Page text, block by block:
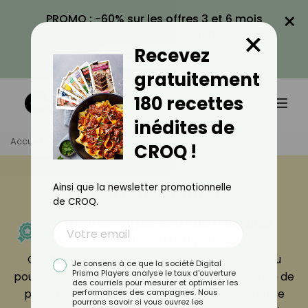
PROMO : -60% sur les offres 3 et 6 mois
VOIR LA PROMO
×
Accueil Programme Menu Stabilisation
Le menu stabilisation
nutritionniste diplômée
Ce menu stabilisation à 1800 calories est conçu
pour accompagner la transition après une perte de
poids réussie. Il permet de maintenir un équilibre
Recevez
gratuitement
180 recettes
inédites de
CROQ !
×
Ainsi que la newsletter promotionnelle
de CROQ.
Je consens à ce que la société Digital
Prisma Players analyse le taux d'ouverture
des courriels pour mesurer et optimiser les
performances des campagnes. Nous
pourrons savoir si vous ouvrez les